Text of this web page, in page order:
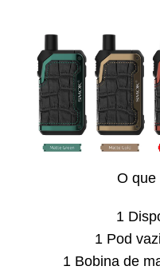
O que
1
1 Pod
1 Bobina de